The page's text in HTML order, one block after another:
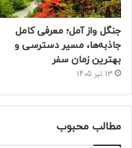
جنگل واز آمل؛ معرفی کامل
جاذبه‌ها، مسیر دسترسی و
بهترین زمان سفر
13 تیر 1405
مطالب محبوب